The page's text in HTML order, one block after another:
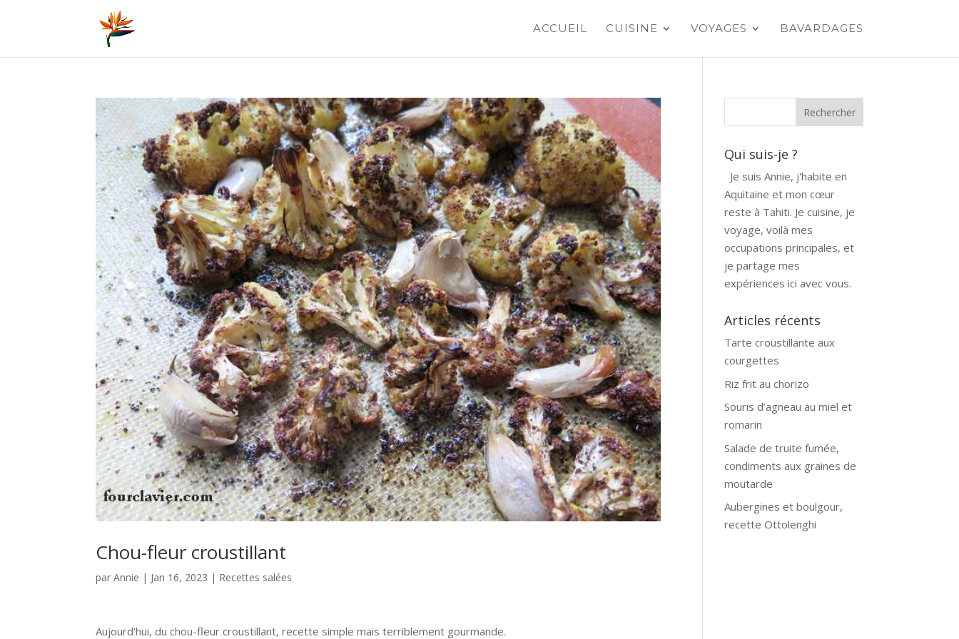
ACCUEIL CUISINE VOYAGES BAVARDAGES
Chou-fleur croustillant
parAnnie | Jan 16, 2023 | Recettes salées
Aujourd’hui, du chou-fleur croustillant, recette simple mais terriblement gourmande.
Qui suis-je ?
Je suis Annie, j'habite en
Aquitaine et mon cœur
reste à Tahiti. Je cuisine, je
voyage, voilà mes
occupations principales, et
je partage mes
expériences ici avec vous.
Articles récents
Tarte croustillante aux
courgettes
Riz frit au chorizo
Souris d’agneau au miel et
romarin
Salade de truite fumée,
condiments aux graines de
moutarde
Aubergines et boulgour,
recette Ottolenghi